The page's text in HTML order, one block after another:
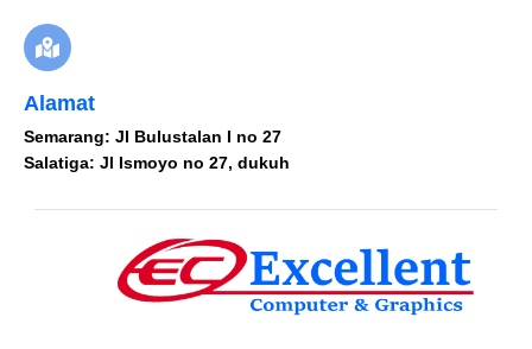
Alamat
Semarang: Jl Bulustalan I no 27
Salatiga: Jl Ismoyo no 27, dukuh